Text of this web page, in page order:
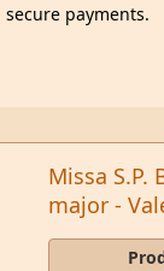
Missa S.P.
major -